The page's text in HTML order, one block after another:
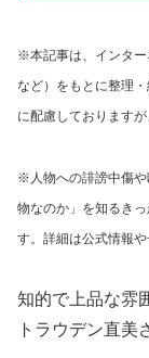
※本記事は、インター
など）をもとに整理
に配慮しております
※人物への誹謗中傷や
物なのか」を知るき
す。詳細は公式情報
知的で上品な雰
トラウデン直美